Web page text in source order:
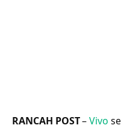
RANCAH POST–Vivo